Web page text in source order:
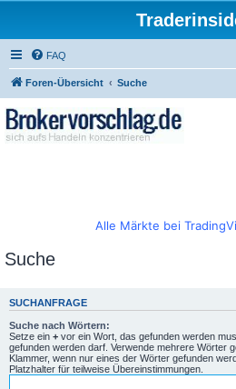
FAQ
Foren-Übersicht Suche
Alle Märkte bei
Suche
SUCHANFRAGE
Suche nach Wörtern:
Setze ein + vor ein Wort, das gefunden werden
gefunden werden darf. Verwende mehrere Wörter
Klammer, wenn nur eines der Wörter gefunden
Platzhalter für teilweise Übereinstimmungen.